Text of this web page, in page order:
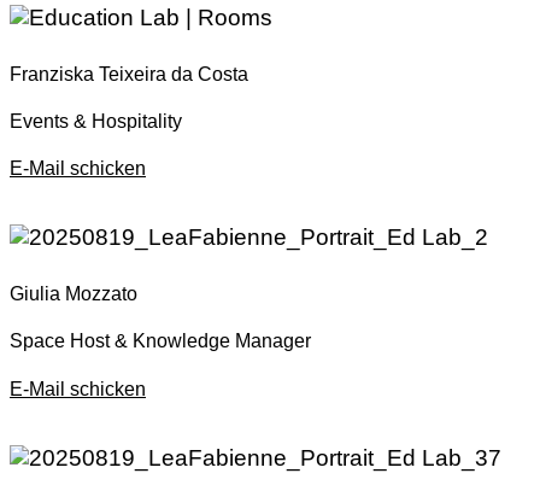
Franziska Teixeira da Costa
Events & Hospitality
E-Mail schicken
Giulia Mozzato
Space Host & Knowledge Manager
E-Mail schicken